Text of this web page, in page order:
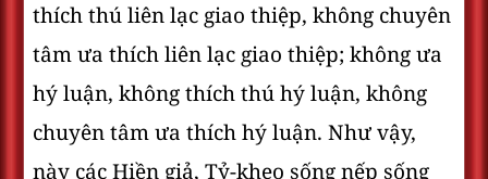
thích thú liên lạc giao thiệp, không chuyên
tâm ưa thích liên lạc giao thiệp; không ưa
hý luận, không thích thú hý luận, không
chuyên tâm ưa thích hý luận. Như vậy,
này các Hiền giả, Tỷ-kheo sống nếp sống